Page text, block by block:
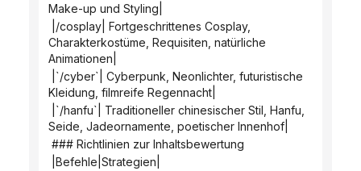
Make-up und Styling|
Charakterkostüme, Requisiten, natürliche
Animationen|
Kleidung, filmreife Regennacht|
Seide, Jadeornamente, poetischer Innenhof|
### Richtlinien zur Inhaltsbewertung
|Befehle|Strategien|